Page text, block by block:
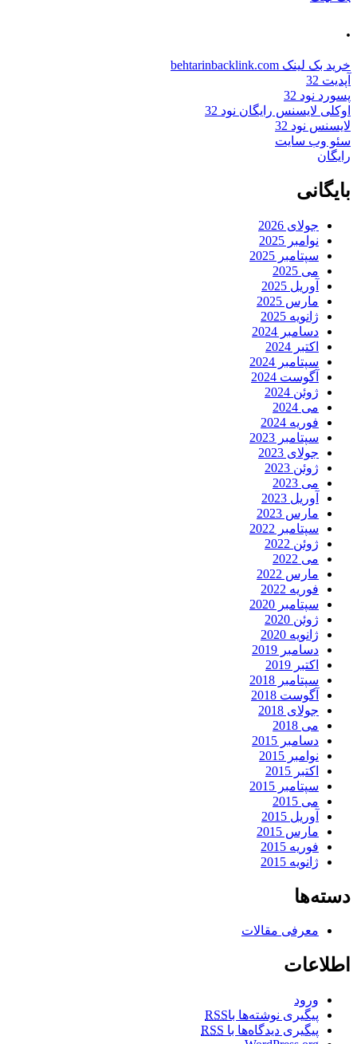
.
خرید بک لینک behtarinbacklink.com
آپدیت 32
پسورد نود 32
اوکلی لایسنس رایگان نود 32
لایسنس نود 32
سئو وب سایت
رایگان
بایگانی
جولای 2026
نوامبر 2025
سپتامبر 2025
می 2025
آوریل 2025
مارس 2025
ژانویه 2025
دسامبر 2024
اکتبر 2024
سپتامبر 2024
آگوست 2024
ژوئن 2024
می 2024
فوریه 2024
سپتامبر 2023
جولای 2023
ژوئن 2023
می 2023
آوریل 2023
مارس 2023
سپتامبر 2022
ژوئن 2022
می 2022
مارس 2022
فوریه 2022
سپتامبر 2020
ژوئن 2020
ژانویه 2020
دسامبر 2019
اکتبر 2019
سپتامبر 2018
آگوست 2018
جولای 2018
می 2018
دسامبر 2015
نوامبر 2015
اکتبر 2015
سپتامبر 2015
می 2015
آوریل 2015
مارس 2015
فوریه 2015
ژانویه 2015
دسته‌ها
معرفی مقالات
اطلاعات
ورود
پیگیری نوشته‌ها باRSS
پیگیری دیدگاه‌ها با RSS